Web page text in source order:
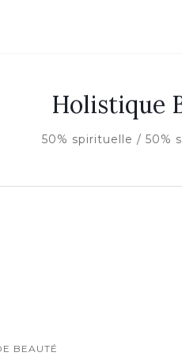
Holistique
50% spirituelle / 50%
BEAUTÉ